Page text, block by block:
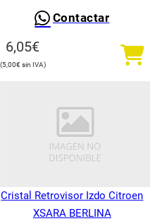
Contactar
6,05€
5,00€
Cristal Retrovisor Izdo Citroen
XSARA BERLINA